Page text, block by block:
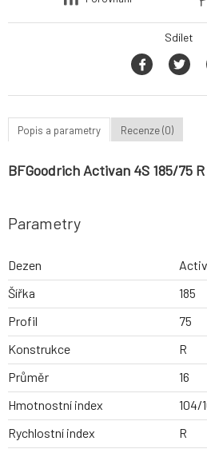
Sdílet
Popis a parametry Recenze (0)
BFGoodrich Activan 4S 185/75 R
Parametry
Dezen
Šířka
185
Profil
75
Konstrukce
R
Průměr
16
Hmotnostní index
104/
Rychlostní index
R